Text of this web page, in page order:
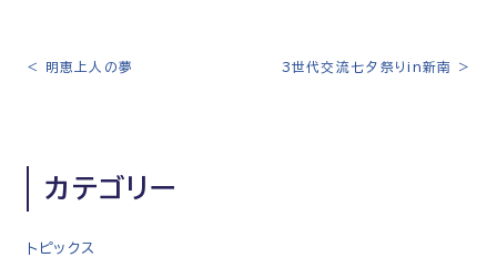
投
ゲ
シ
< 明恵上人の夢 3世代交流七夕祭りin新南 >
カテゴリー
トピックス